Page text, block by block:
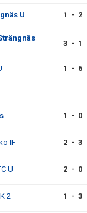
U 1 - 2
3 - 1
1 - 6
1 - 0
IF 2 - 3
U 2 - 0
2 1 - 3